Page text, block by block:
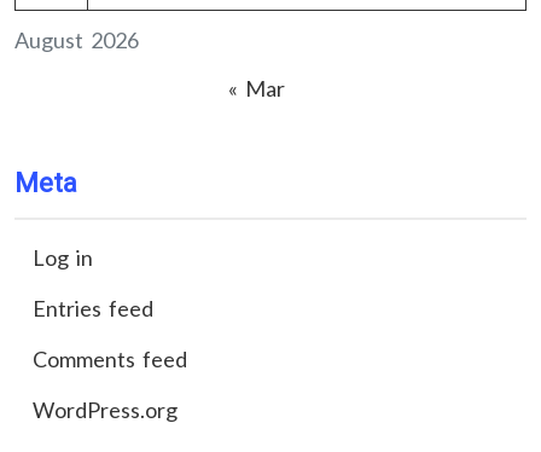
August 2026
« Mar
Meta
Log in
Entries feed
Comments feed
WordPress.org